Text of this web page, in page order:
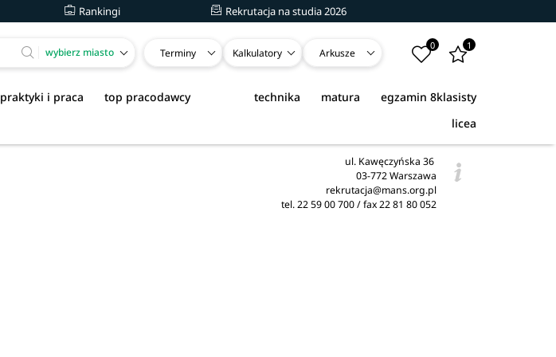
Rankingi Rekrutacja na studia 2026
wybierz miasto Terminy Kalkulatory Arkusze
0 1
praktyki i praca top pracodawcy egzamin 8klasisty
matura
technika
licea
ul. Kawęczyńska 36
03-772 Warszawa
rekrutacja@mans.org.pl
tel. 22 59 00 700 / fax 22 81 80 052